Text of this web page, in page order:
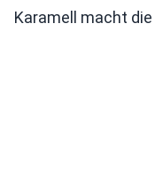
Karamell macht